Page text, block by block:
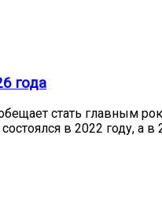
года
стать главным
в 2022 году, а